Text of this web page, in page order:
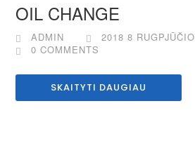
OIL CHANGE
ADMIN
2018 8 RUGPJŪČIO
0 COMMENTS
SKAITYTI DAUGIAU